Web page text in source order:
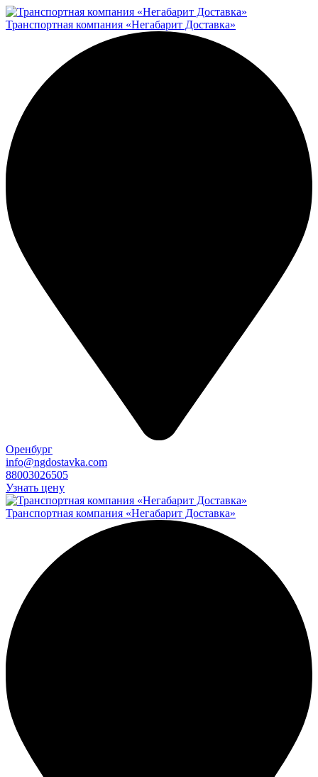
Транспортная компания «Негабарит Доставка»
Оренбург
info@ngdostavka.com
88003026505
Узнать цену
Транспортная компания «Негабарит Доставка»